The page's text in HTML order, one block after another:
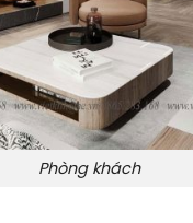
Phòng khách